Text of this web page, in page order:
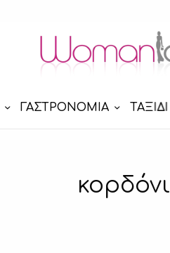
ΓΑΣΤΡΟΝΟΜΙΑ ΤΑΞΙΔΙ
κορδόνι